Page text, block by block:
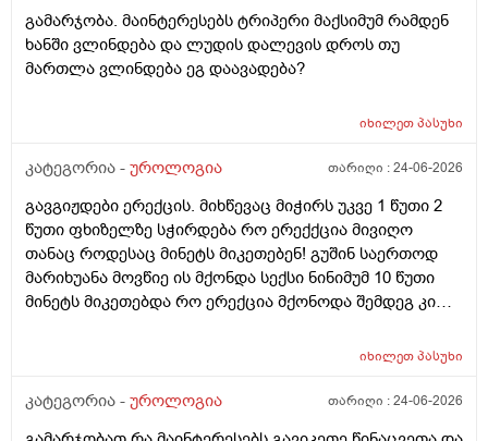
გამარჯობა. მაინტერესებს ტრიპერი მაქსიმუმ რამდენ
ხანში ვლინდება და ლუდის დალევის დროს თუ
მართლა ვლინდება ეგ დაავადება?
იხილეთპასუხი
კატეგორია - უროლოგია თარიღი :24-06-2026
გავგიჟდები ერექცის. მიხწევაც მიჭირს უკვე 1 წუთი 2
წუთი ფხიზელზე სჭირდება რო ერექქცია მივიღო
თანაც როდესაც მინეტს მიკეთებენ! გუშინ საერთოდ
მარიხუანა მოვწიე ის მქონდა სექსი ნინიმუმ 10 წუთი
მინეტს მიკეთებდა რო ერექცია მქონოდა შემდეგ კი
ერექცია მაგრამ გავგიჟდი დავისტრესე რავქნა
იხილეთპასუხი
კატეგორია - უროლოგია თარიღი :24-06-2026